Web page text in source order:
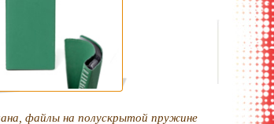
файлы на полускрытой пружине